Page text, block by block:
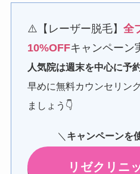
⚠️【レーザー脱毛】 全
10%OFFキャンペーン
人気院は週末を中心に予
早めに無料カウンセリン
ましょう👇
＼ キャンペーンを
リゼクリニ